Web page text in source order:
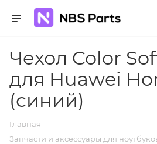
Чехол Color
для Huawei
(синий)
Главная —
Запчасти и аксессуары для